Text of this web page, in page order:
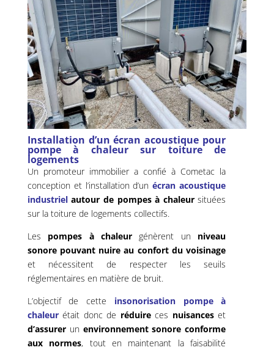
Installation d’un écran acoustique pour
pompe à chaleur sur toiture de
logements
Un promoteur immobilier a confié à Cometac la
conception et l’installation d’unécran acoustique
industriel autour de pompes à chaleursituées
sur la toiture de logements collectifs.
Les pompes à chaleur génèrent un niveau
sonore pouvant nuire au confort du voisinage
et nécessitent de respecter les seuils
réglementaires en matière de bruit.
L’objectif de cette insonorisation pompe à
chaleurétait donc de réduireces nuisanceset
d’assurerun environnement sonore conforme
aux normes, tout en maintenant la faisabilité